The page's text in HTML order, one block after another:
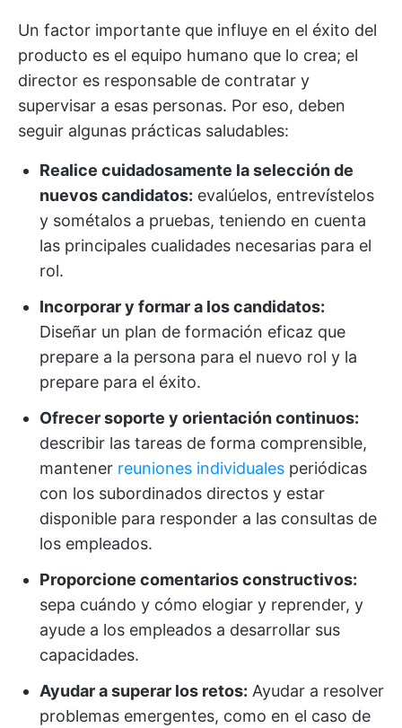
Un factor importante que influye en el éxito del
producto es el equipo humano que lo crea; el
director es responsable de contratar y
supervisar a esas personas. Por eso, deben
seguir algunas prácticas saludables:
Realice cuidadosamente la selección de
nuevos candidatos: evalúelos, entrevístelos
y sométalos a pruebas, teniendo en cuenta
las principales cualidades necesarias para el
rol.
Incorporar y formar a los candidatos:
Diseñar un plan de formación eficaz que
prepare a la persona para el nuevo rol y la
prepare para el éxito.
Ofrecer soporte y orientación continuos:
describir las tareas de forma comprensible,
mantener reuniones individuales periódicas
con los subordinados directos y estar
disponible para responder a las consultas de
los empleados.
Proporcione comentarios constructivos:
sepa cuándo y cómo elogiar y reprender, y
ayude a los empleados a desarrollar sus
capacidades.
Ayudar a superar los retos: Ayudar a resolver
problemas emergentes, como en el caso de